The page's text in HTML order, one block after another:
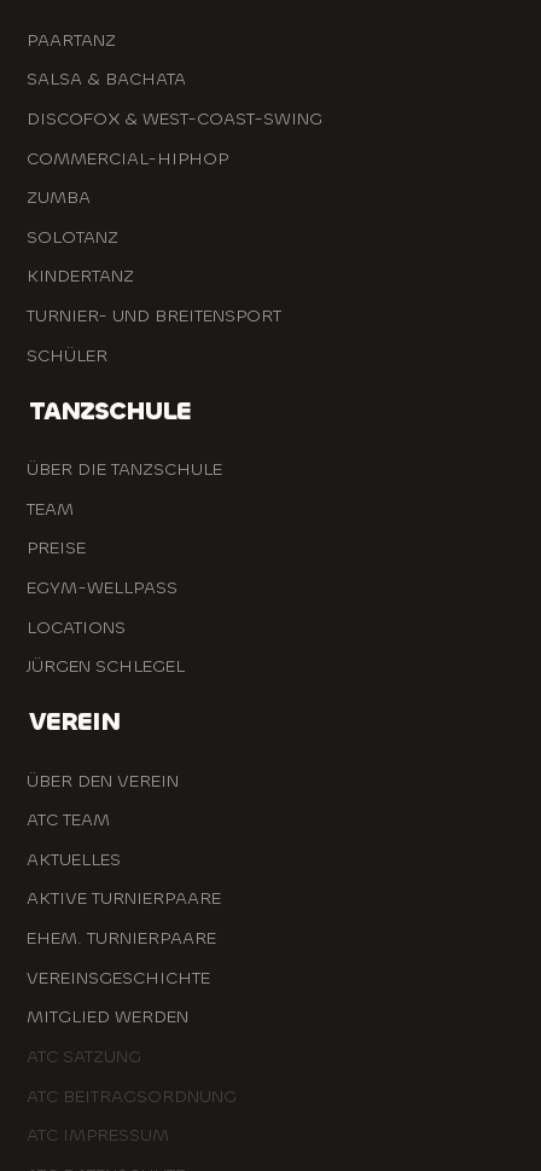
PAARTANZ
SALSA & BACHATA
DISCOFOX & WEST-COAST-SWING
COMMERCIAL-HIPHOP
ZUMBA
SOLOTANZ
KINDERTANZ
TURNIER- UND BREITENSPORT
SCHÜLER
TANZSCHULE
ÜBER DIE TANZSCHULE
TEAM
PREISE
EGYM-WELLPASS
LOCATIONS
JÜRGEN SCHLEGEL
VEREIN
ÜBER DEN VEREIN
ATC TEAM
AKTUELLES
AKTIVE TURNIERPAARE
EHEM. TURNIERPAARE
VEREINSGESCHICHTE
MITGLIED WERDEN
ATC SATZUNG
ATC BEITRAGSORDNUNG
ATC IMPRESSUM